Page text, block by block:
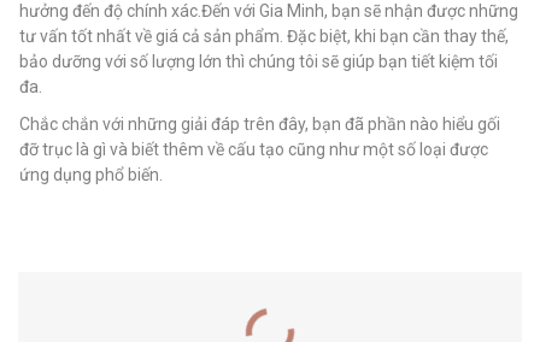
hưởng đến độ chính xác.Đến với Gia Minh, bạn sẽ nhận được những
tư vấn tốt nhất về giá cả sản phẩm. Đặc biệt, khi bạn cần thay thế,
bảo dưỡng với số lượng lớn thì chúng tôi sẽ giúp bạn tiết kiệm tối
đa.
Chắc chắn với những giải đáp trên đây, bạn đã phần nào hiểu gối
đỡ trục là gì và biết thêm về cấu tạo cũng như một số loại được
ứng dụng phổ biến.